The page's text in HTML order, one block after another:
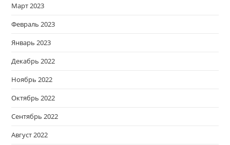
Март 2023
Февраль 2023
Январь 2023
Декабрь 2022
Ноябрь 2022
Октябрь 2022
Сентябрь 2022
Август 2022